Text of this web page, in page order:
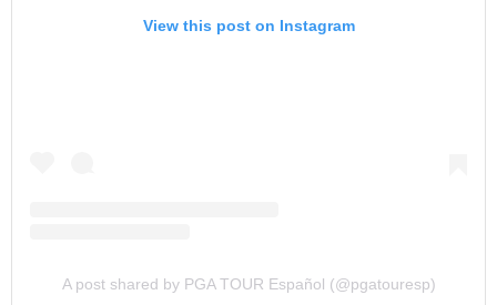
View this post on Instagram
A post shared by PGA TOUR Español (@pgatouresp)